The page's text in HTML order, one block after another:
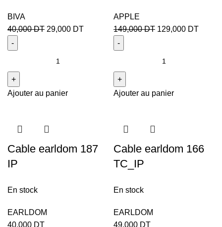
BIVA
40,000DT 29,000 DT
Ajouter au panier
APPLE
149,000DT 129,000 DT
Ajouter au panier
Cable earldom 187
IP
En stock
EARLDOM
40,000 DT
Cable earldom 166
TC_IP
En stock
EARLDOM
49,000 DT